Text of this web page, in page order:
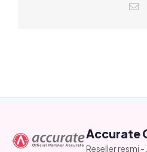
Accurate
Reseller resmi